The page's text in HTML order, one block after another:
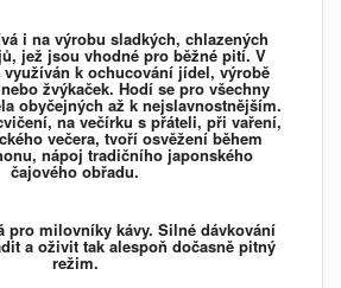
i na výrobu sladkých, chlazených
jež jsou vhodné pro běžné pití. V
k ochucování jídel, výrobě
žvýkaček. Hodí se pro všechny
obyčejných až k nejslavnostnějším.
na večírku s přáteli, při vaření,
večera, tvoří osvěžení během
nápoj tradičního japonského
čajového obřadu.
pro milovníky kávy. Silné dávkování
a oživit tak alespoň dočasně pitný
režim.